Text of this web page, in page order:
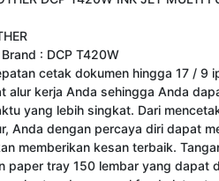
: DCP T420W
cetak dokumen hingga 17 / 9
alur kerja Anda sehingga Anda
yang lebih singkat. Dari
Anda dengan percaya diri dapat
memberikan kesan terbaik.
paper tray 150 lembar yang dapat